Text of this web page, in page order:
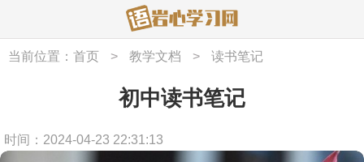
当前位置： 首页 > 教学文档 > 读书笔记
初中读书笔记
时间：2024-04-23 22:31:13